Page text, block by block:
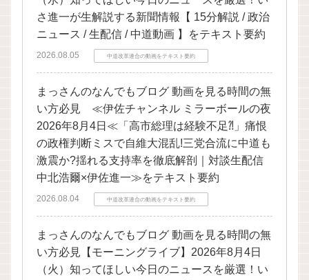
さ進一が生解説する新聞情報【 15分解説 / 政治
ニュース / 生配信 / 中道動画 】をテキスト要約
2026.08.05 中道改革連合の動画をテキスト要約
まっさんのなんでもブログ 動画を見る時間の無
い方必見 ≪伊佐チャンネル ミラーボールの夜
2026年8月4日≪「高市総理は経験不足⁈」痛恨
の政権判断ミスで自維大混乱!三党合流に中道も
激震か?揺れる支持率を徹底解剖｜対談生配信
中北浩爾×伊佐進一≫をテキスト要約
2026.08.04 中道改革連合の動画をテキスト要約
まっさんのなんでもブログ 動画を見る時間の無
い方必見【モーニングライブ】2026年8月4日
（火）知ってほしい今日のニュースを厳選！い